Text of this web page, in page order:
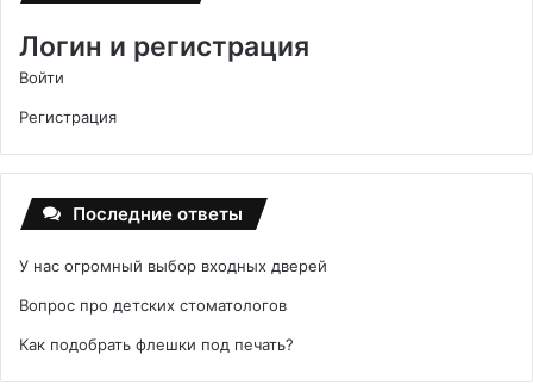
Логин и регистрация
Войти
Регистрация
Последние ответы
У нас огромный выбор входных дверей
Вопрос про детских стоматологов
Как подобрать флешки под печать?